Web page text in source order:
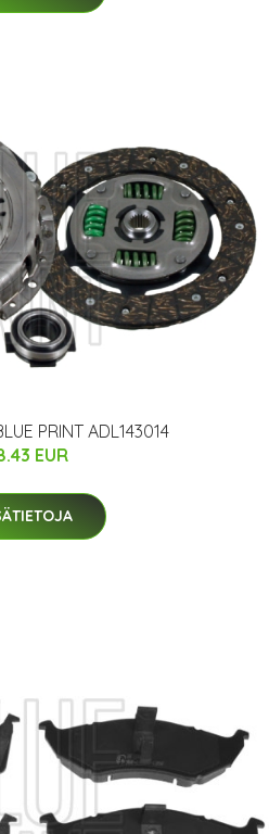
PRINT ADL143014
EUR